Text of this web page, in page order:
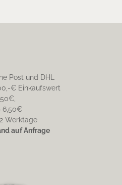
Post und DHL
€ Einkaufswert
6,50€
Werktage
auf Anfrage